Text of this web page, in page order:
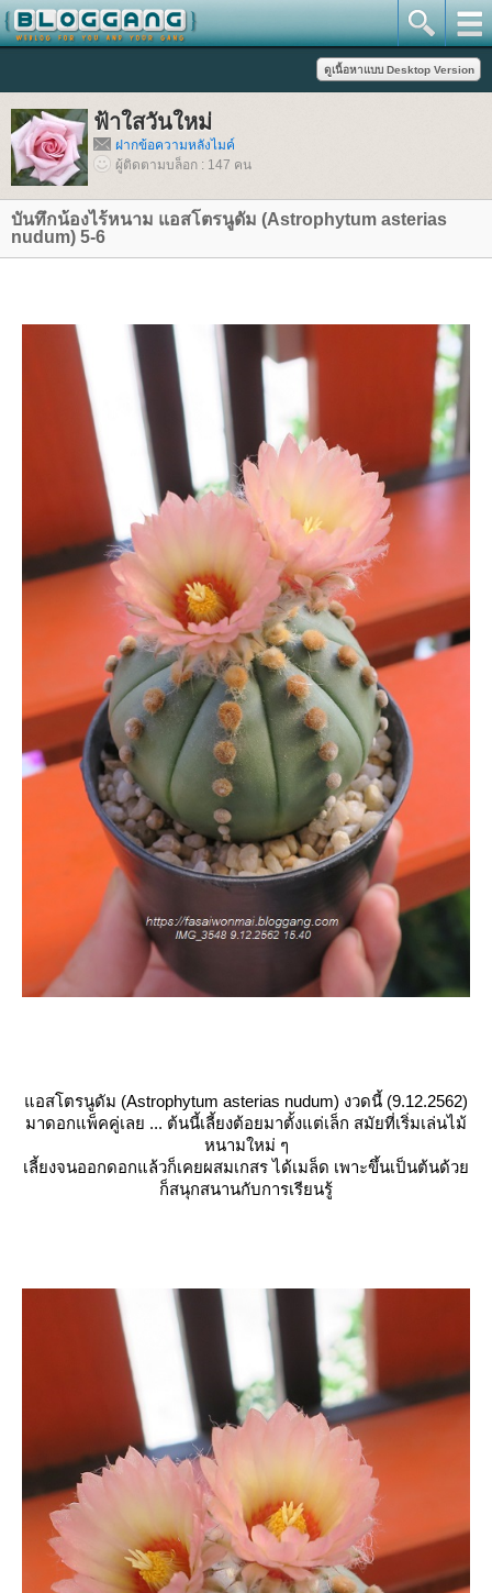
ฟ้าใสวันใหม่
ฝากข้อความหลังไมค์
ผู้ติดตามบล็อก : 147 คน
บันทึกน้องไร้หนาม แอสโตรนูดัม (Astrophytum asterias
nudum) 5-6
อสโตรนูดัม (Astrophytum asterias nudum) งวดนี้ (9.12.2562)
มาดอกแพ็คคู่เลย ... ต้นนี้เลี้ยงต้อยมาตั้งแต่เล็ก สมัยที่เริ่มเล่นไม้
หนามใหม่ ๆ
เลี้ยงจนออกดอกแล้วก็เคยผสมเกสร ได้เมล็ด เพาะขึ้นเป็นต้นด้ว
ก็สนุกสนานกับการเรียนรู้